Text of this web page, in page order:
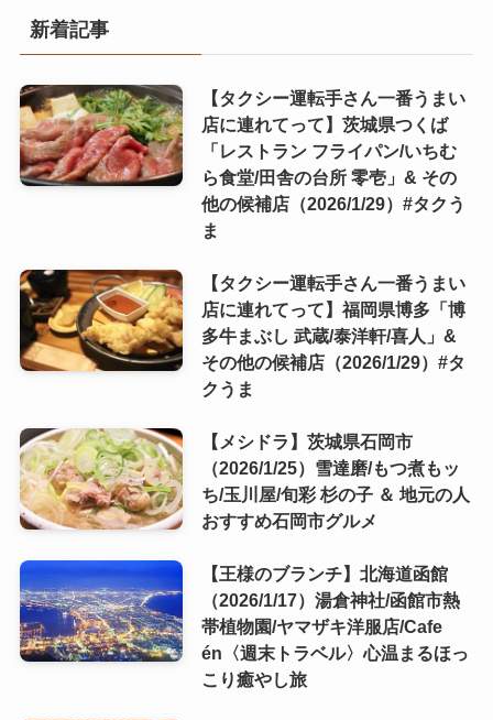
新着記事
【タクシー運転手さん一番うまい
店に連れてって】茨城県つくば
「レストラン フライパン/いちむ
ら食堂/田舎の台所 零壱」& その
他の候補店（2026/1/29）#タクう
ま
【タクシー運転手さん一番うまい
店に連れてって】福岡県博多「博
多牛まぶし 武蔵/泰洋軒/喜人」&
その他の候補店（2026/1/29）#タ
クうま
【メシドラ】茨城県石岡市
（2026/1/25）雪達磨/もつ煮もッ
ち/玉川屋/旬彩 杉の子 ＆ 地元の人
おすすめ石岡市グルメ
【王様のブランチ】北海道函館
（2026/1/17）湯倉神社/函館市熱
帯植物園/ヤマザキ洋服店/Cafe
én〈週末トラベル〉心温まるほっ
こり癒やし旅